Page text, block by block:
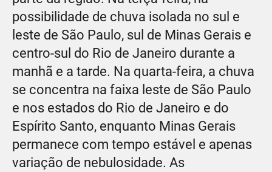
possibilidade de chuva isolada no sul e
leste de São Paulo, sul de Minas Gerais e
centro-sul do Rio de Janeiro durante a
manhã e a tarde. Na quarta-feira, a chuva
se concentra na faixa leste de São Paulo
e nos estados do Rio de Janeiro e do
Espírito Santo, enquanto Minas Gerais
permanece com tempo estável e apenas
variação de nebulosidade. As